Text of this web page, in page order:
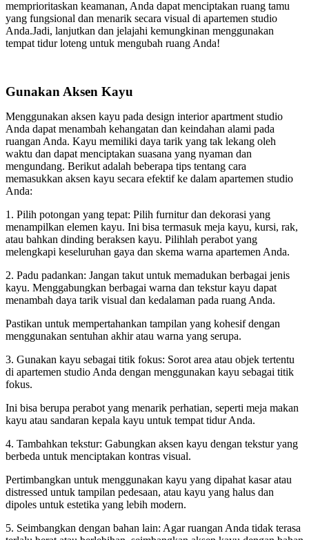
memprioritaskan keamanan, Anda dapat menciptakan ruang tamu
yang fungsional dan menarik secara visual di apartemen studio
Anda.Jadi, lanjutkan dan jelajahi kemungkinan menggunakan
tempat tidur loteng untuk mengubah ruang Anda!
Gunakan Aksen Kayu
Menggunakan aksen kayu pada design interior apartment studio
Anda dapat menambah kehangatan dan keindahan alami pada
ruangan Anda. Kayu memiliki daya tarik yang tak lekang oleh
waktu dan dapat menciptakan suasana yang nyaman dan
mengundang. Berikut adalah beberapa tips tentang cara
memasukkan aksen kayu secara efektif ke dalam apartemen studio
Anda:
1. Pilih potongan yang tepat: Pilih furnitur dan dekorasi yang
menampilkan elemen kayu. Ini bisa termasuk meja kayu, kursi, rak,
atau bahkan dinding beraksen kayu. Pilihlah perabot yang
melengkapi keseluruhan gaya dan skema warna apartemen Anda.
2. Padu padankan: Jangan takut untuk memadukan berbagai jenis
kayu. Menggabungkan berbagai warna dan tekstur kayu dapat
menambah daya tarik visual dan kedalaman pada ruang Anda.
Pastikan untuk mempertahankan tampilan yang kohesif dengan
menggunakan sentuhan akhir atau warna yang serupa.
3. Gunakan kayu sebagai titik fokus: Sorot area atau objek tertentu
di apartemen studio Anda dengan menggunakan kayu sebagai titik
fokus.
Ini bisa berupa perabot yang menarik perhatian, seperti meja makan
kayu atau sandaran kepala kayu untuk tempat tidur Anda.
4. Tambahkan tekstur: Gabungkan aksen kayu dengan tekstur yang
berbeda untuk menciptakan kontras visual.
Pertimbangkan untuk menggunakan kayu yang dipahat kasar atau
distressed untuk tampilan pedesaan, atau kayu yang halus dan
dipoles untuk estetika yang lebih modern.
5. Seimbangkan dengan bahan lain: Agar ruangan Anda tidak terasa